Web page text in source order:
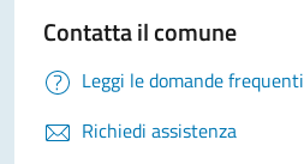
Contatta il comune
Leggi le domande frequenti
Richiedi assistenza